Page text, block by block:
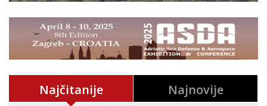
Najčitanije Najnovije